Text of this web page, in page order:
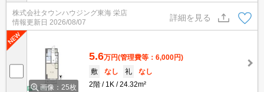
株式会社タウンハウジング東海 栄店
情報更新日 2026/08/07
詳細を見る
画像：25枚
5.6万円(管理費等：6,000円)
敷
なし 礼
なし
2階
1K 24.32m²